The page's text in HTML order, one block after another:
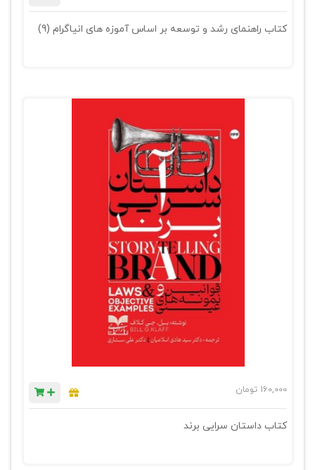
کتاب راهنمای رشد و توسعه بر اساس آموزه های انیاگرام (9)
160,000 تومان
کتاب داستان سرایی برند